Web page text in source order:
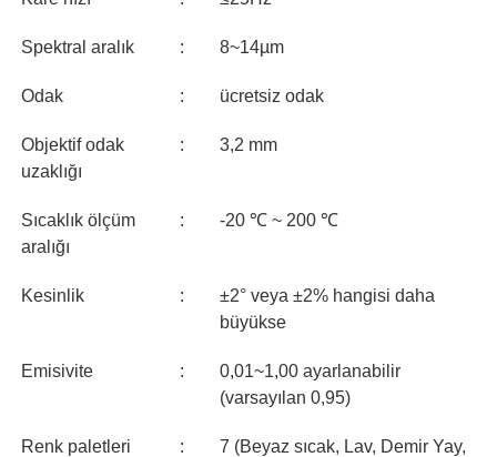
Spektral aralık : 8~14µm
Odak : ücretsiz odak
Objektif odak
uzaklığı
: 3,2 mm
Sıcaklık ölçüm
aralığı
: -20 ℃ ~ 200 ℃
Kesinlik :
±2° veya ±2% hangisi daha
büyükse
Emisivite :
0,01~1,00 ayarlanabilir
(varsayılan 0,95)
Renk paletleri :
7 (Beyaz sıcak, Lav, Demir Yay,